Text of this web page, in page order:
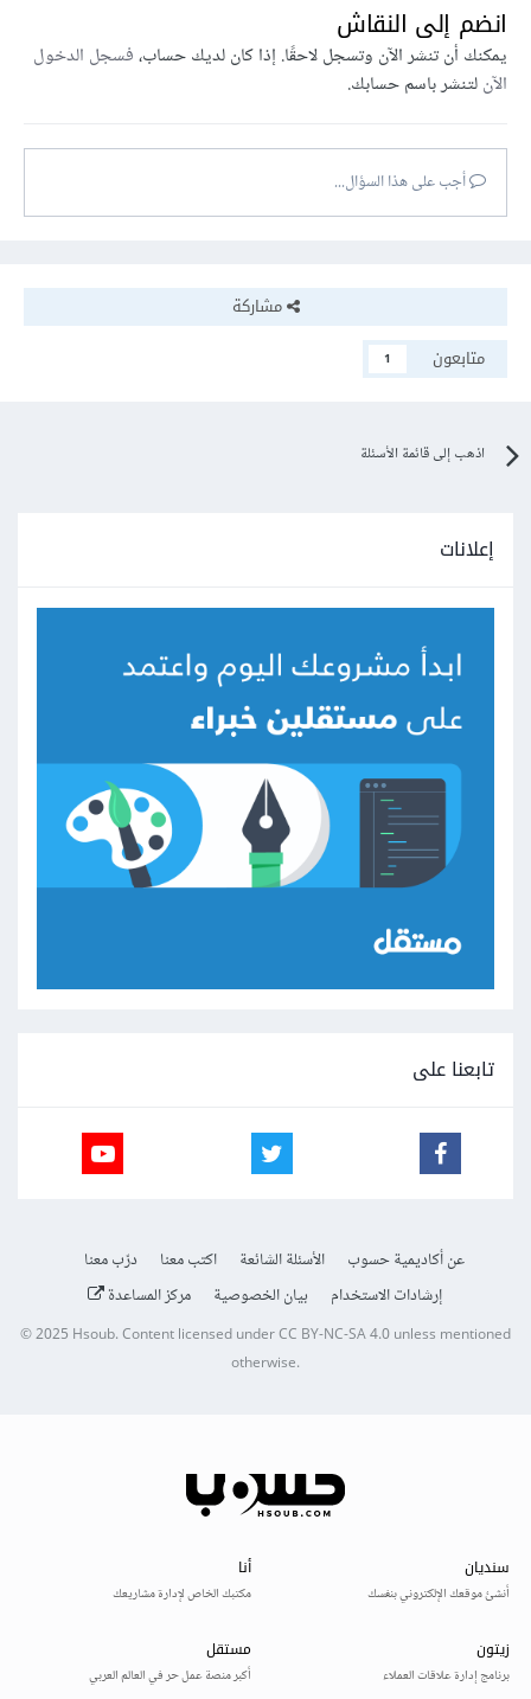
انضم إلى النقاش
يمكنك أن تنشر الآن وتسجل لاحقًا. إذا كان لديك حساب،فسجل الدخول
الآنلتنشر باسم حسابك.
أجب على هذا السؤال...
مشاركة
متابعون
1
اذهب إلى قائمة الأسئلة
إعلانات
تابعنا على
عن أكاديمية حسوب الأسئلة الشائعة اكتب معنا
درّب معنا
إرشادات الاستخدام
بيان الخصوصية مركز المساعدة
© 2025Hsoub.Content licensed underCC BY-NC-SA 4.0unless mentioned
otherwise.